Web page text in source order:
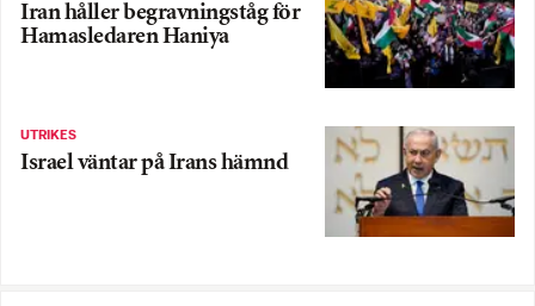
Iran håller begravningståg för
Hamasledaren Haniya
UTRIKES
Israel väntar på Irans hämnd